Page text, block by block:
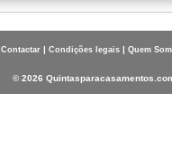
Contactar| Condições legais| Quem
© 2026